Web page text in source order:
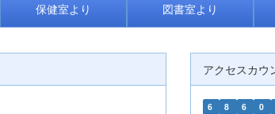
保健室より 図書室より
アクセスカウ
6 8 6 0